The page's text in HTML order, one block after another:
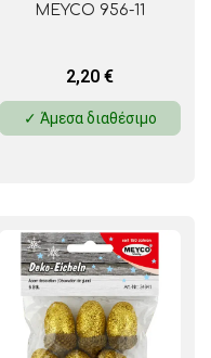
MEYCO 956-11
2,20 €
✓ Άμεσα διαθέσιμο